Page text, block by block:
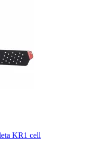
KR1 cell